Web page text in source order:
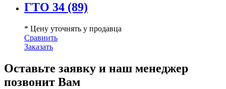
ГТО 34 (89)
* Цену уточнять у продавца
Сравнить
Заказать
Оставьте заявку и наш менеджер
позвонит Вам